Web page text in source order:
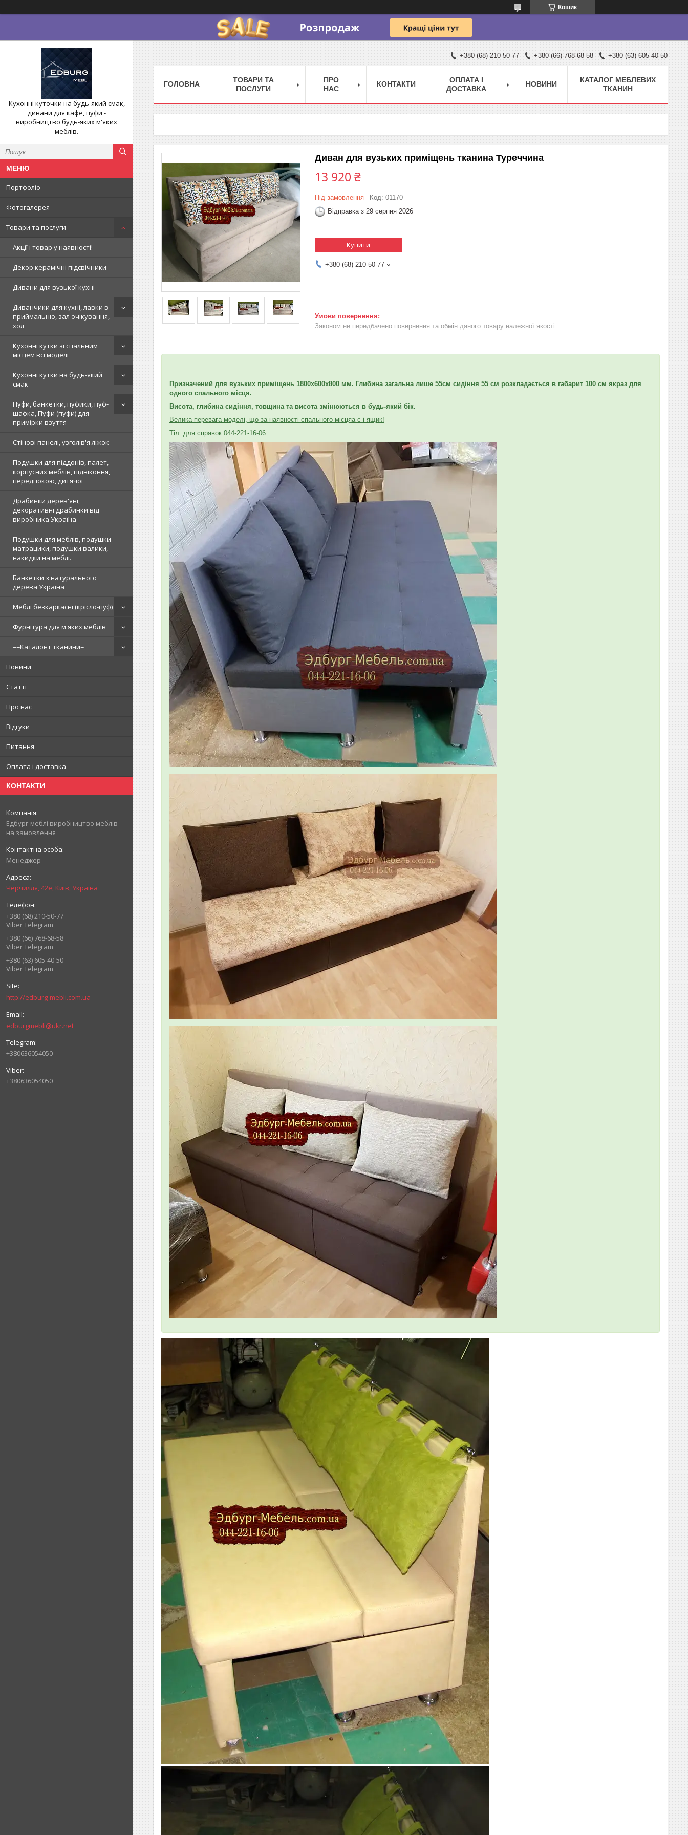
Кошик
Кухонні куточки на будь-який смак,
дивани для кафе, пуфи -
виробництво будь-яких м'яких
меблів.
Портфоліо
Фотогалерея
Товари та послуги
Акції і товар у наявності!
Декор керамічні підсвічники
Дивани для вузької кухні
Диванчики для кухні, лавки в
приймальню, зал очікування,
хол
Кухонні кутки зі спальним
місцем всі моделі
Кухонні кутки на будь-який
смак
Пуфи, банкетки, пуфики, пуф-
шафка, Пуфи (пуфи) для
примірки взуття
Стінові панелі, узголів'я ліжок
Подушки для піддонів, палет,
корпусних меблів, підвіконня,
передпокою, дитячої
Драбинки дерев'яні,
декоративні драбинки від
виробника Україна
Подушки для меблів, подушки
матрацики, подушки валики,
накидки на меблі.
Банкетки з натурального
дерева Україна
Меблі безкаркасні (крісло-пуф)
Фурнітура для м'яких меблів
==Каталонт тканини=
Новини
Статті
Про нас
Відгуки
Питання
Оплата і доставка
КОНТАКТИ
Едбург-меблі виробництво меблів
на замовлення
Менеджер
Черчилля, 42е, Київ, Україна
+380 (68) 210-50-77
Viber Telegram
+380 (66) 768-68-58
Viber Telegram
+380 (63) 605-40-50
Viber Telegram
http://edburg-mebli.com.ua
edburgmebli@ukr.net
+380636054050
+380636054050
+380 (68) 210-50-77 +380 (66) 768-68-58 +380 (63) 605-40-50
ГОЛОВНА
ТОВАРИ ТА
ПОСЛУГИ
ПРО
НАС
КОНТАКТИ
ОПЛАТА І
ДОСТАВКА
НОВИНИ
КАТАЛОГ МЕБЛЕВИХ
ТКАНИН
Диван для вузьких приміщень тканина Туреччина
13 920 ₴
Під замовлення Код: 01170
Відправка з 29 серпня 2026
Купити
+380 (68) 210-50-77
Законом не передбачено повернення та обмін даного товару належної якості
Призначений для вузьких приміщень 1800х600х800 мм. Глибина загальна лише 55см сидіння 55 см розкладається в габарит 100 см якраз для
одного спального місця.
Висота, глибина сидіння, товщина та висота змінюються в будь-який бік.
Велика перевага моделі, що за наявності спального місцяа є і ящик!
Тіл. для справок 044-221-16-06